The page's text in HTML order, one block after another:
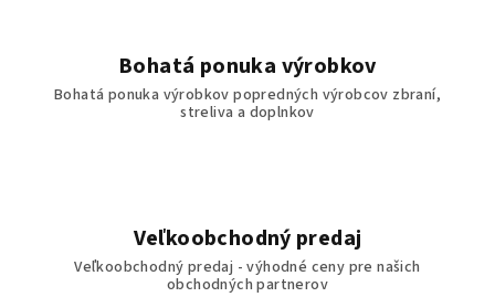
Bohatá ponuka výrobkov
Bohatá ponuka výrobkov popredných výrobcov zbraní,
streliva a doplnkov
Veľkoobchodný predaj
Veľkoobchodný predaj - výhodné ceny pre našich
obchodných partnerov